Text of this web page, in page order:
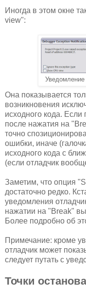
Иногда в этом окне
view":
Она показывается
возникновения
исходного кода. Если
после нажатия на
точно
ошибки, иначе
исходного кода с
(если отладчик
Заметим, что опция
достаточно редко.
уведомления
нажатии на "Break"
Более подробно об
Примечание: кроме
отладчик может
следует путать с
Точки останова